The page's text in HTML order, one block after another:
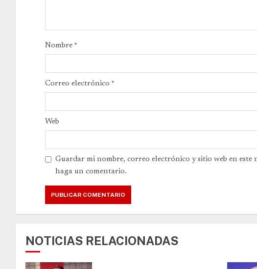
Nombre *
Correo electrónico *
Web
Guardar mi nombre, correo electrónico y sitio web en este
haga un comentario.
NOTICIAS RELACIONADAS